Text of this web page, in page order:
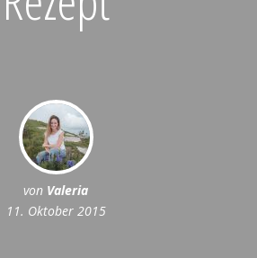
von Valeria
11. Oktober 2015